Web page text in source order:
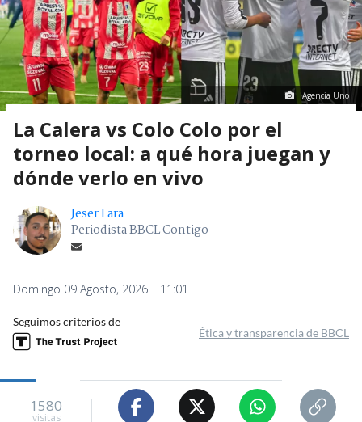
Agencia Uno
La Calera vs Colo Colo por el
torneo local: a qué hora juegan y
dónde verlo en vivo
Jeser Lara
Periodista BBCL Contigo
Domingo 09 Agosto, 2026 | 11:01
Seguimos criterios de
Ética y transparencia de BBCL
1580
visitas